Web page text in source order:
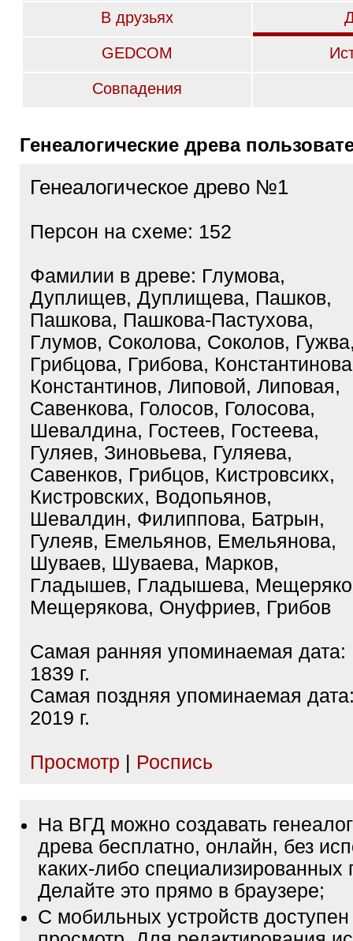
В друзьях
GEDCOM
Совпадения
Генеалогические древа
Генеалогическое древо №1
Персон на схеме: 152
Фамилии в древе: Глумова,
Дуплищев, Дуплищева, Пашков,
Пашкова, Пашкова-Пастухова,
Глумов, Соколова, Соколов,
Грибцова, Грибова,
Константинов, Липовой, Липовая,
Савенкова, Голосов, Голосова,
Шевалдина, Гостеев, Гостеева,
Гуляев, Зиновьева, Гуляева,
Савенков, Грибцов, Кистровсикх,
Кистровских, Водопьянов,
Шевалдин, Филиппова, Батрын,
Гулеяв, Емельянов, Емельянова,
Шуваев, Шуваева, Марков,
Гладышев, Гладышева,
Мещерякова, Онуфриев, Грибов
Самая ранняя упоминаемая дата:
1839 г.
Самая поздняя упоминаемая
2019 г.
Просмотр Роспись
На ВГД можно создавать
древа бесплатно, онлайн, без
каких-либо специализированных
Делайте это прямо в браузере;
С мобильных устройств доступен